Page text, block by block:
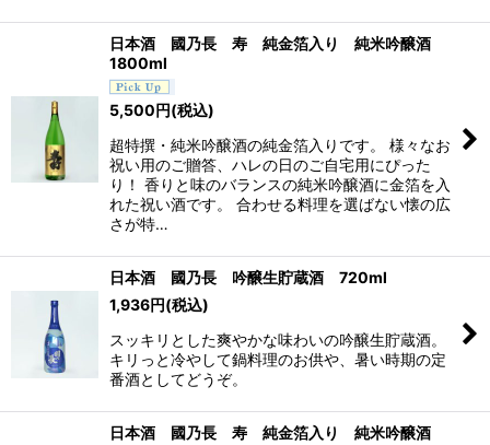
日本酒 國乃長 寿 純金箔入り 純米吟醸酒
1800ml
5,500円(税込)
超特撰・純米吟醸酒の純金箔入りです。 様々なお
祝い用のご贈答、ハレの日のご自宅用にぴった
り！ 香りと味のバランスの純米吟醸酒に金箔を入
れた祝い酒です。 合わせる料理を選ばない懐の広
さが特…
日本酒 國乃長 吟醸生貯蔵酒 720ml
1,936円(税込)
スッキリとした爽やかな味わいの吟醸生貯蔵酒。
キリっと冷やして鍋料理のお供や、暑い時期の定
番酒としてどうぞ。
日本酒 國乃長 寿 純金箔入り 純米吟醸酒